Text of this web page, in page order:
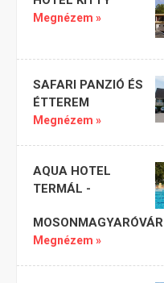
Megnézem »
SAFARI PANZIÓ ÉS
ÉTTEREM
Megnézem »
AQUA HOTEL
TERMÁL -
MOSONMAGYARÓVÁR
Megnézem »